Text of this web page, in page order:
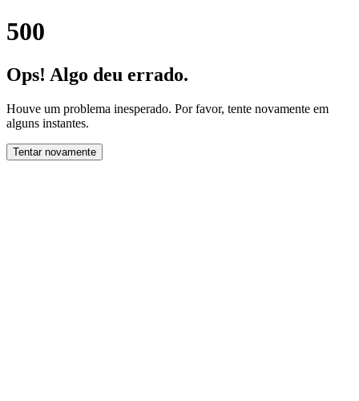
500
Ops! Algo deu errado.
Houve um problema inesperado. Por favor, tente novamente em
alguns instantes.
Tentar novamente